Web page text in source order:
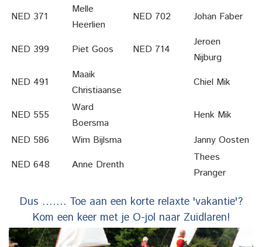
NED 371
Melle
Heerlien
NED 702 Johan Faber
NED 399 Piet Goos NED 714
Jeroen
Nijburg
NED 491
Maaik
Christiaanse
Chiel Mik
NED 555
Ward
Boersma
Henk Mik
NED 586
Wim Bijlsma
Janny Oosten
NED 648
Anne Drenth
Thees
Pranger
Dus ……. Toe aan een korte relaxte 'vakantie'?
Kom een keer met je O-jol naar Zuidlaren!